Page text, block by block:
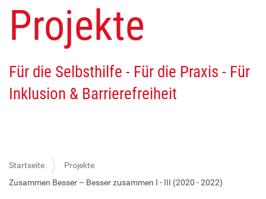
Projekte
Für die Selbsthilfe - Für die Praxis - Für
Inklusion & Barrierefreiheit
Startseite
Projekte
Zusammen Besser – Besser zusammen I - III (2020 - 2022)